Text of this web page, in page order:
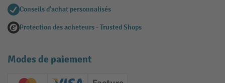
Conseils d'achat personnalisés
Protection des acheteurs - Trusted Shops
Modes de paiement